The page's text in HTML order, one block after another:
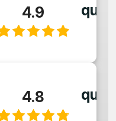
4.9
4.8